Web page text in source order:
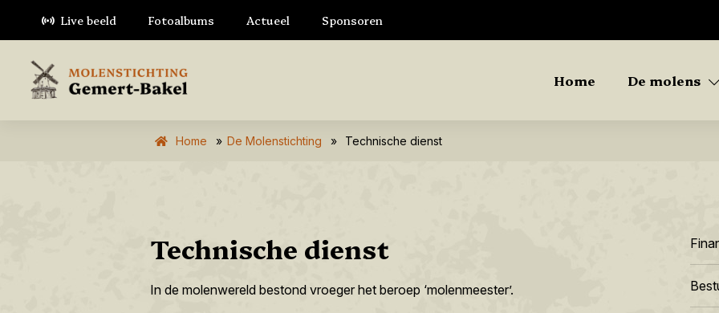
Home De molens
Live beeld Fotoalbums Actueel Sponsoren
Home » De Molenstichting » Technische dienst
Technische dienst
In de molenwereld bestond vroeger het beroep ‘molenmeester’.